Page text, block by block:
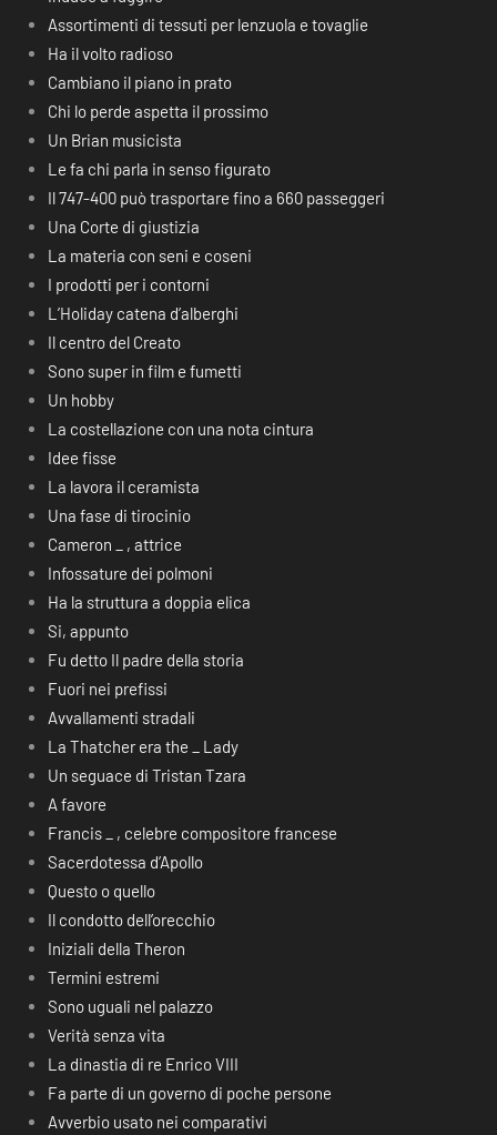
Assortimenti di tessuti per lenzuola e tovaglie
Ha il volto radioso
Cambiano il piano in prato
Chi lo perde aspetta il prossimo
Un Brian musicista
Le fa chi parla in senso figurato
Il 747-400 può trasportare fino a 660 passeggeri
Una Corte di giustizia
La materia con seni e coseni
I prodotti per i contorni
L’Holiday catena d’alberghi
Il centro del Creato
Sono super in film e fumetti
Un hobby
La costellazione con una nota cintura
Idee fisse
La lavora il ceramista
Una fase di tirocinio
Cameron _ , attrice
Infossature dei polmoni
Ha la struttura a doppia elica
Si, appunto
Fu detto Il padre della storia
Fuori nei prefissi
Avvallamenti stradali
La Thatcher era the _ Lady
Un seguace di Tristan Tzara
A favore
Francis _ , celebre compositore francese
Sacerdotessa d’Apollo
Questo o quello
Il condotto dell’orecchio
Iniziali della Theron
Termini estremi
Sono uguali nel palazzo
Verità senza vita
La dinastia di re Enrico VIII
Fa parte di un governo di poche persone
Avverbio usato nei comparativi